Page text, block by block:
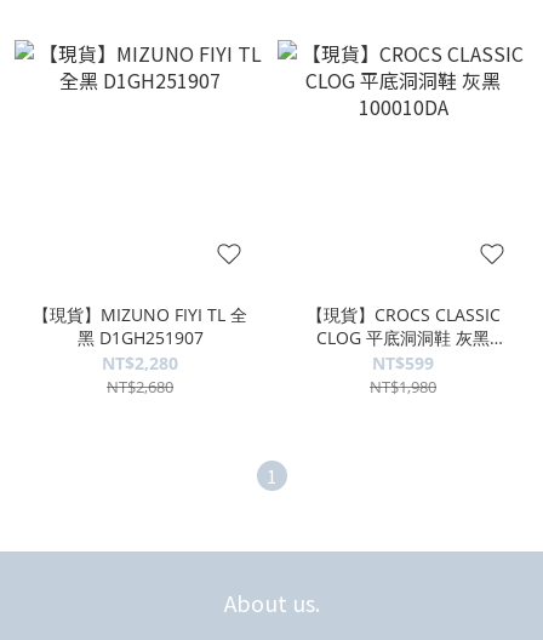
【現貨】MIZUNO FIYI TL 全
黑 D1GH251907
NT$2,280
NT$2,680
【現貨】CROCS CLASSIC
CLOG 平底洞洞鞋 灰黑
100010DA
NT$599
NT$1,980
1
About us.